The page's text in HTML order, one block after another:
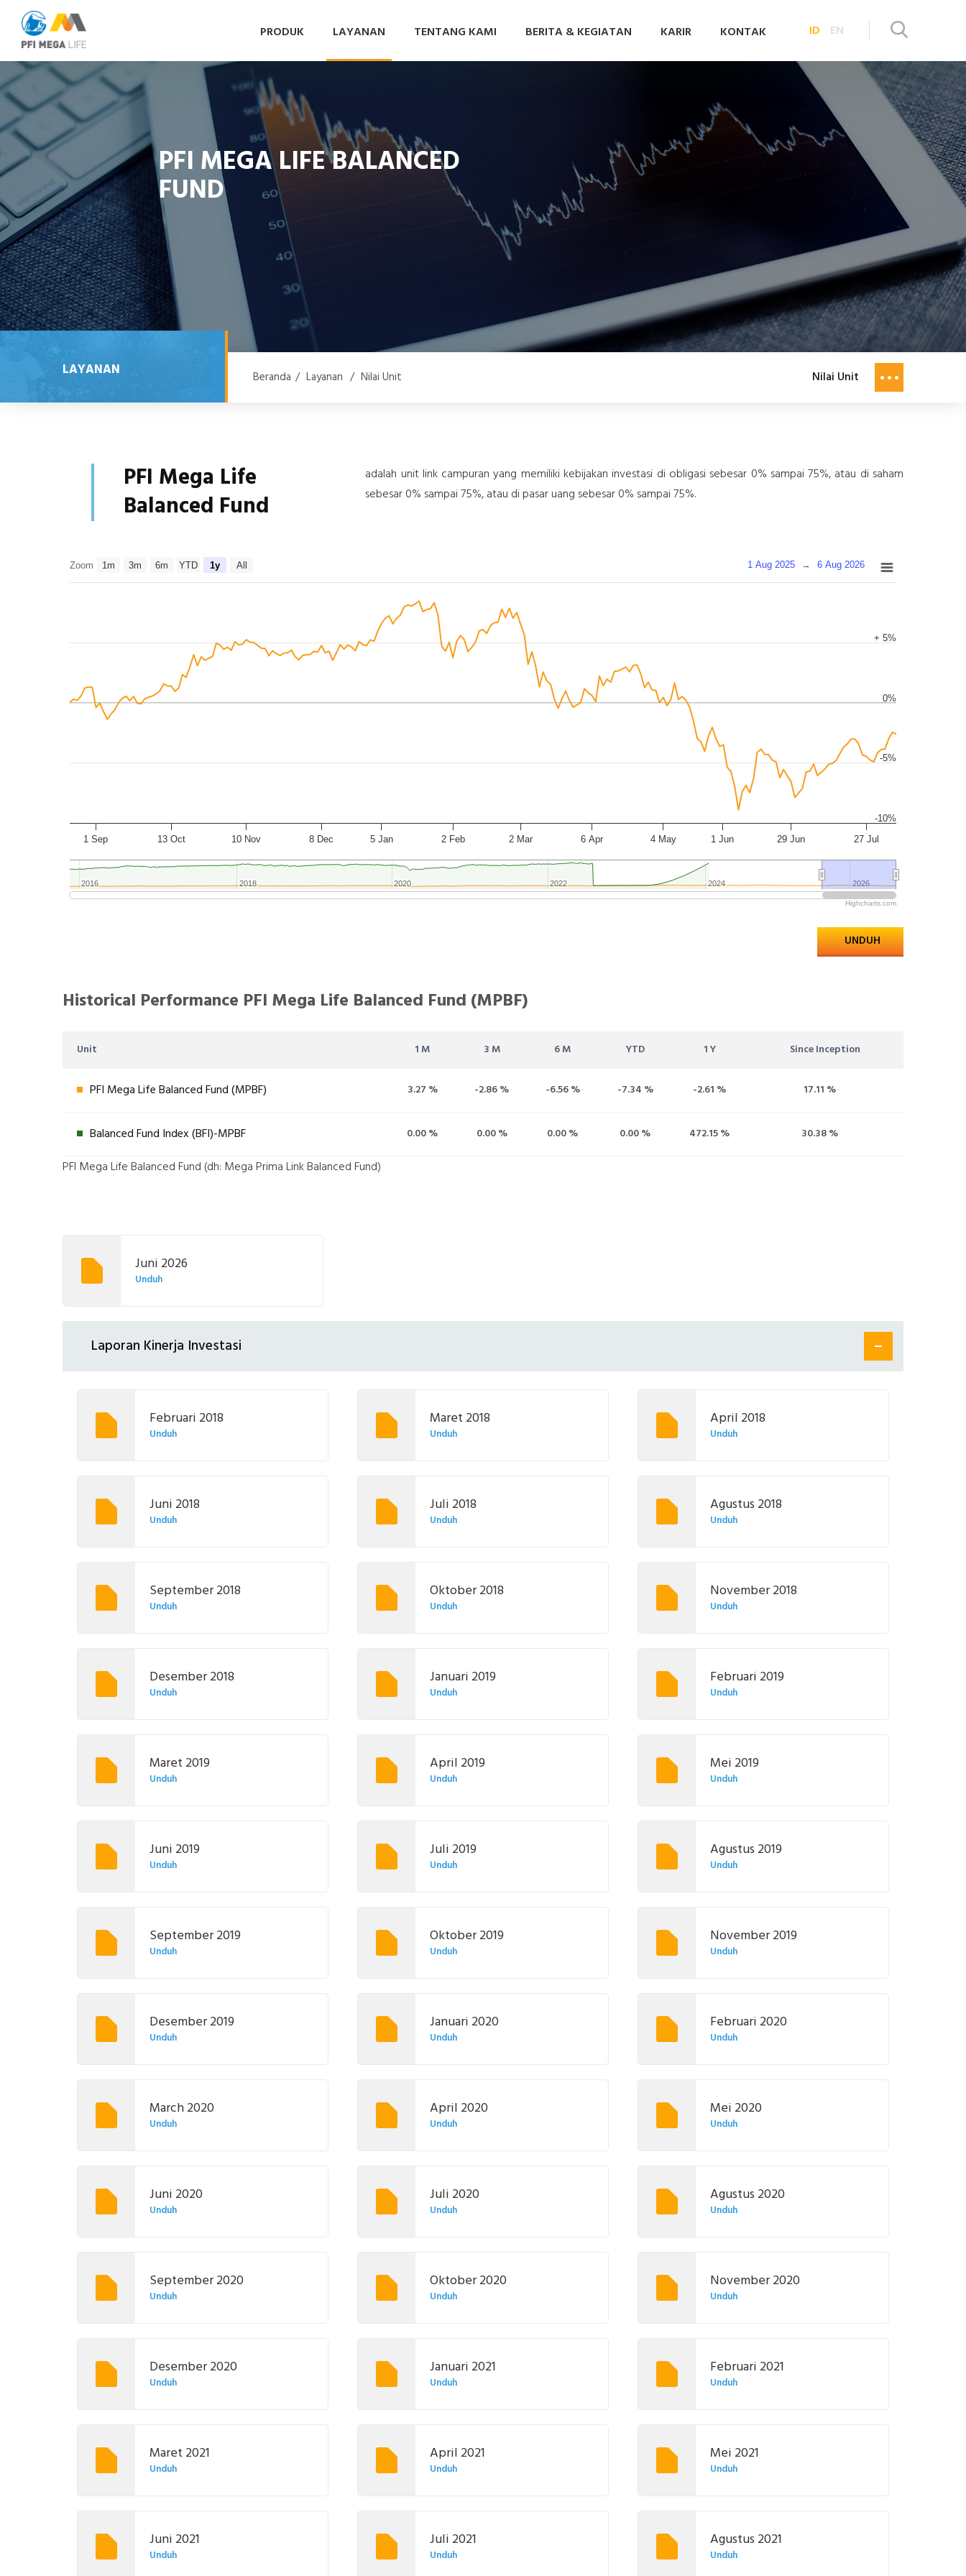
PRODUK LAYANAN TENTANG KAMI BERITA & KEGIATAN KARIR KONTAK ID EN
PFI MEGA LIFE BALANCED
FUND
LAYANAN Beranda / Layanan / Nilai Unit Nilai Unit
PFI Mega Life
Balanced Fund
adalah unit link campuran yang memiliki kebijakan investasi di obligasi sebesar 0% sampai 75%, atau di saham
sebesar 0% sampai 75%, atau di pasar uang sebesar 0% sampai 75%.
Zoom 1m 3m 6m YTD 1y All 1 Aug 2025 → 6 Aug 2026
1 Sep 13 Oct 10 Nov 8 Dec 5 Jan 2 Feb 2 Mar 6 Apr 4 May 1 Jun 29 Jun 27 Jul
2016
2016 2018
2018 2020
2020 2022
2022 2024
2024 2026
2026
-10%
-5%
0%
+ 5%
Highcharts.com
UNDUH
Historical Performance PFI Mega Life Balanced Fund (MPBF)
Unit 1 M 3 M 6 M YTD 1 Y Since Inception
PFI Mega Life Balanced Fund (MPBF) 3.27 % -2.86 % -6.56 % -7.34 % -2.61 % 17.11 %
Balanced Fund Index (BFI)-MPBF 0.00 % 0.00 % 0.00 % 0.00 % 472.15 % 30.38 %
PFI Mega Life Balanced Fund (dh: Mega Prima Link Balanced Fund)
Juni 2026
Unduh
Laporan Kinerja Investasi
Februari 2018
Unduh
Maret 2018
Unduh
April 2018
Unduh
Juni 2018
Unduh
Juli 2018
Unduh
Agustus 2018
Unduh
September 2018
Unduh
Oktober 2018
Unduh
November 2018
Unduh
Desember 2018
Unduh
Januari 2019
Unduh
Februari 2019
Unduh
Maret 2019
Unduh
April 2019
Unduh
Mei 2019
Unduh
Juni 2019
Unduh
Juli 2019
Unduh
Agustus 2019
Unduh
September 2019
Unduh
Oktober 2019
Unduh
November 2019
Unduh
Desember 2019
Unduh
Januari 2020
Unduh
Februari 2020
Unduh
March 2020
Unduh
April 2020
Unduh
Mei 2020
Unduh
Juni 2020
Unduh
Juli 2020
Unduh
Agustus 2020
Unduh
September 2020
Unduh
Oktober 2020
Unduh
November 2020
Unduh
Desember 2020
Unduh
Januari 2021
Unduh
Februari 2021
Unduh
Maret 2021
Unduh
April 2021
Unduh
Mei 2021
Unduh
Juni 2021
Unduh
Juli 2021
Unduh
Agustus 2021
Unduh